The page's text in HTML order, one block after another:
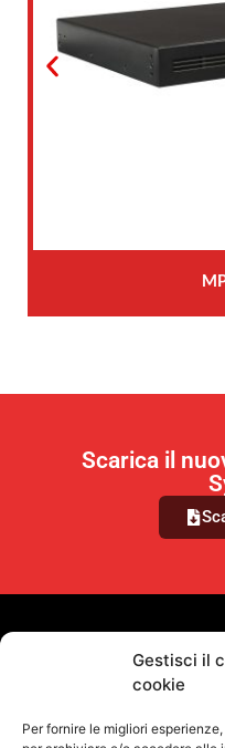
Gestisci il
cookie
Per fornire le migliori
Scarica il